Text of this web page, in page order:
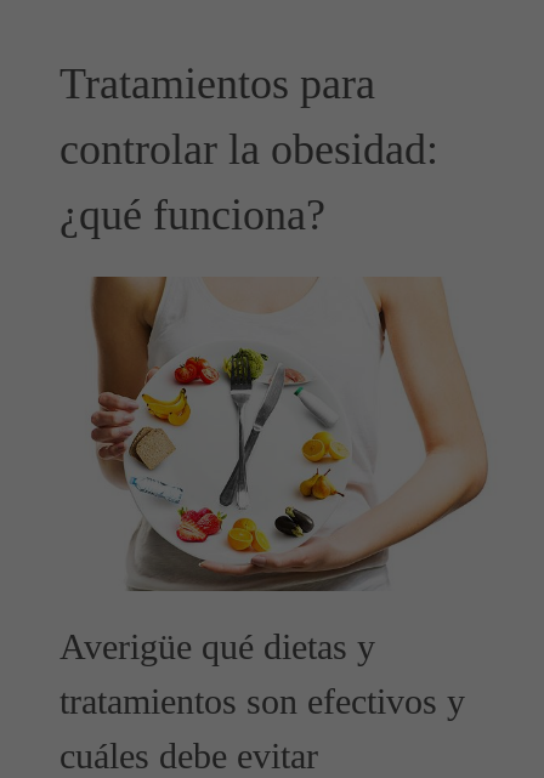
Tratamientos para
controlar la obesidad:
¿qué funciona?
Averigüe qué dietas y
tratamientos son efectivos y
cuáles debe evitar